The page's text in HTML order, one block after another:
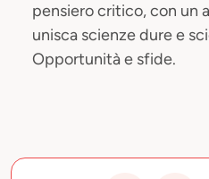
pensiero critico, con un
unisca scienze dure e
Opportunità e sfide.